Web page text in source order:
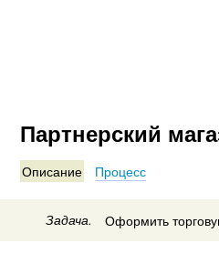
Партнерский
Описание Процесс
Задача. Оформить